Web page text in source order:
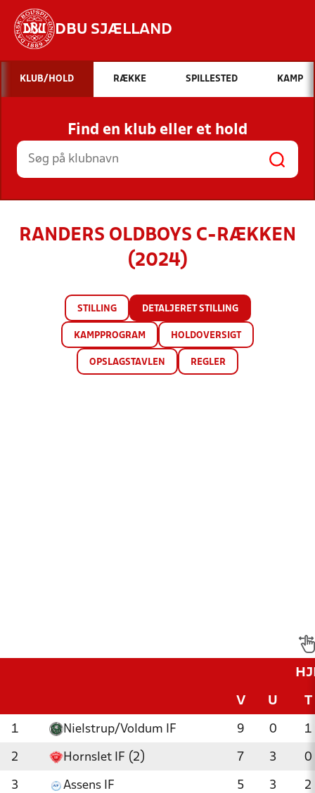
DBU SJÆLLAND
Hvad vil du søge efter?
INDHOLD OG NYHEDER
STILLINGER, RESULTATER, KLUBBER OG
HOLD
KLUB/HOLD RÆKKE SPILLESTED KAMP
Find en klub eller et hold
RANDERS OLDBOYS C-RÆKKEN
(2024)
STILLING DETALJERET STILLING
KAMPPROGRAM HOLDOVERSIGT
OPSLAGSTAVLEN REGLER
V U T
1 Nielstrup/Voldum IF 9 0 1
2 Hornslet IF (2) 7 3 0
3 Assens IF 5 3 2